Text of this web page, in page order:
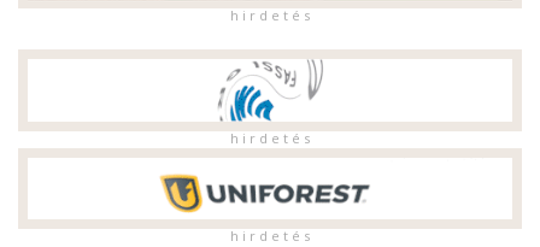
h i r d e t é s
h i r d e t é s
h i r d e t é s